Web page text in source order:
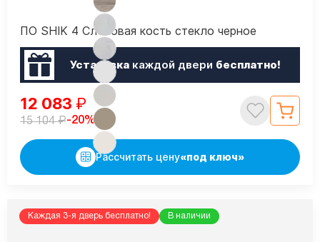
ПО SHIK 4 Слоновая кость стекло черное
Установкакаждой двери бесплатно!
12 083 ₽
15 104₽-20%
Рассчитать цену«под ключ»
Каждая 3-я дверь бесплатно! В наличии